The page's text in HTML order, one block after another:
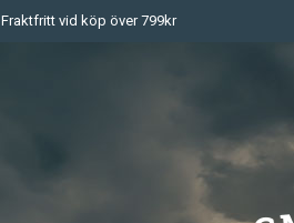
Fraktfritt vid köp över 799kr